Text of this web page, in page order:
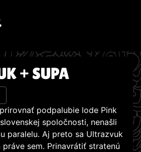
+ SUPA
podpalubie lode Pink
spoločnosti, nenašli
paralelu. Aj preto sa Ultrazvuk
sem. Prinavrátiť stratenú